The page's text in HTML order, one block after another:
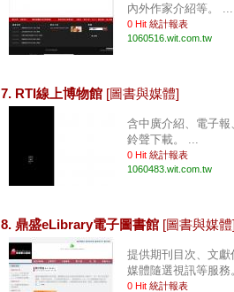
內外作家介紹等。 ...
0 Hit 統計報表
1060516.wit.com.tw
7. RTI線上博物館 [圖書與媒體]
含中廣介紹、電子
鈴聲下載。 ...
0 Hit 統計報表
1060483.wit.com.tw
8. 鼎盛eLibrary電子圖書館 [圖書與媒體
提供期刊目次、文
媒體隨選視訊等服務
0 Hit 統計報表